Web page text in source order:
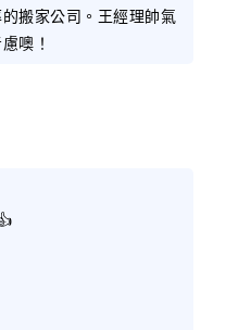
搬家公司。王經理帥氣
噢！